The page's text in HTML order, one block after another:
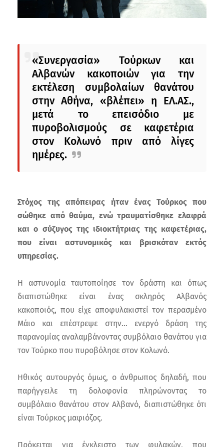
«Συνεργασία» Τούρκων και
Αλβανών κακοποιών για την
εκτέλεση συμβολαίων θανάτου
στην Αθήνα, «βλέπει» η ΕΛ.ΑΣ.,
μετά το επεισόδιο με
πυροβολισμούς σε καφετέρια
στον Κολωνό πριν από λίγες
ημέρες.
Στόχος της απόπειρας ήταν ένας Τούρκος που
σώθηκε από θαύμα, ενώ τραυματίσθηκε ελαφρά
και ο σύζυγος της ιδιοκτήτριας της καφετέριας,
που είναι αστυνομικός και βρισκόταν εκτός
υπηρεσίας.
Η αστυνομία ταυτοποίησε τον δράστη και όπως
διαπιστώθηκε είναι ένας σκληρός Αλβανός
κακοποιός, που είχε αποφυλακιστεί τον περασμένο
Μάιο και επέστρεψε στην… ενεργό δράση της
παρανομίας αναλαμβάνοντας συμβόλαιο θανάτου για
τον Τούρκο που πυροβόλησε στον Κολωνό.
Ηθικός αυτουργός όμως, ο άνθρωπος δηλαδή, που
παρήγγειλε τη δολοφονία πληρώνοντας το
συμβόλαιο θανάτου στον Αλβανό, διαπιστώθηκε ότι
είναι Τούρκος μαφιόζος.
Πρόκειται για έγκλειστο των φυλακών, που